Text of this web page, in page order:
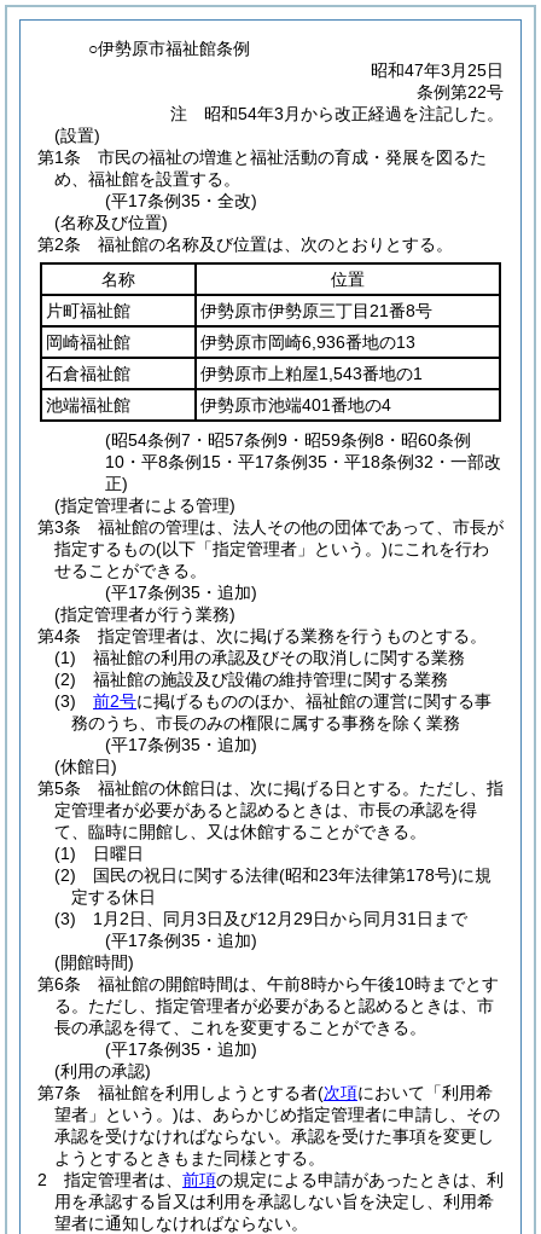
○伊勢原市福祉館条例
昭和47年3月25日
条例第22号
注 昭和54年3月から改正経過を注記した。
(設置)
第1条
市民の福祉の増進と福祉活動の育成・発展を図るた
め、福祉館を設置する。
(平17条例35・全改)
(名称及び位置)
第2条
福祉館の名称及び位置は、次のとおりとする。
名称
位置
片町福祉館
伊勢原市伊勢原三丁目21番8号
岡崎福祉館
伊勢原市岡崎6,936番地の13
石倉福祉館
伊勢原市上粕屋1,543番地の1
池端福祉館
伊勢原市池端401番地の4
(昭54条例7・昭57条例9・昭59条例8・昭60条例
10・平8条例15・平17条例35・平18条例32・一部改
正)
(指定管理者による管理)
第3条
福祉館の管理は、法人その他の団体であって、市長が
指定するもの(以下「指定管理者」という。)にこれを行わ
せることができる。
(平17条例35・追加)
(指定管理者が行う業務)
第4条
指定管理者は、次に掲げる業務を行うものとする。
(1)
福祉館の利用の承認及びその取消しに関する業務
(2)
福祉館の施設及び設備の維持管理に関する業務
(3)
前2号に掲げるもののほか、福祉館の運営に関する事
務のうち、市長のみの権限に属する事務を除く業務
(平17条例35・追加)
(休館日)
第5条
福祉館の休館日は、次に掲げる日とする。 ただし、指
定管理者が必要があると認めるときは、市長の承認を得
て、臨時に開館し、又は休館することができる。
(1)
日曜日
(2)
国民の祝日に関する法律(昭和23年法律第178号)に規
定する休日
(3)
1月2日、同月3日及び12月29日から同月31日まで
(平17条例35・追加)
(開館時間)
第6条
福祉館の開館時間は、午前8時から午後10時までとす
る。 ただし、指定管理者が必要があると認めるときは、市
長の承認を得て、これを変更することができる。
(平17条例35・追加)
(利用の承認)
第7条
福祉館を利用しようとする者(次項において「利用希
望者」という。)は、あらかじめ指定管理者に申請し、その
承認を受けなければならない。 承認を受けた事項を変更し
ようとするときもまた同様とする。
2
指定管理者は、 前項の規定による申請があったときは、利
用を承認する旨又は利用を承認しない旨を決定し、利用希
望者に通知しなければならない。